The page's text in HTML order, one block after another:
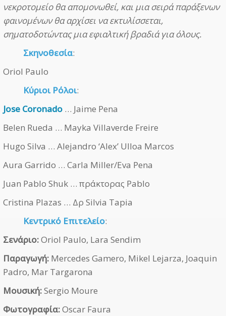
νεκροτομείο θα απομονωθεί, και μια σειρά παράξενων
φαινομένων θα αρχίσει να εκτυλίσσεται,
σηματοδοτώντας μια εφιαλτική βραδιά για όλους.
Σκηνοθεσία:
Oriol Paulo
Κύριοι Ρόλοι:
Jose Coronado … Jaime Pena
Belen Rueda … Mayka Villaverde Freire
Hugo Silva … Alejandro ‘Alex’ Ulloa Marcos
Aura Garrido … Carla Miller/Eva Pena
Juan Pablo Shuk … πράκτορας Pablo
Cristina Plazas … Δρ Silvia Tapia
Κεντρικό Επιτελείο:
Σενάριο:Oriol Paulo, Lara Sendim
Παραγωγή: Mercedes Gamero, Mikel Lejarza, Joaquin
Padro, Mar Targarona
Μουσική:Sergio Moure
Φωτογραφία:Oscar Faura